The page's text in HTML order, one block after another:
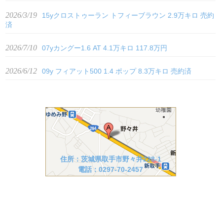
2026/3/19
15yクロストゥーラン トフィーブラウン 2.9万キロ 売約
済
2026/7/10 07yカングー1.6 AT 4.1万キロ 117.8万円
2026/6/12 09y フィアット500 1.4 ポップ 8.3万キロ 売約済
住所：茨城県取手市野々井228-1
電話：0297-70-2457